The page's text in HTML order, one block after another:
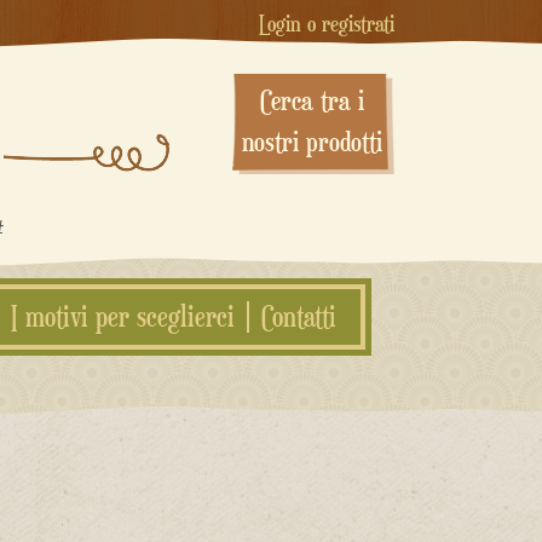
Login o registrati
Cerca tra i
nostri prodotti
I motivi per sceglierci Contatti